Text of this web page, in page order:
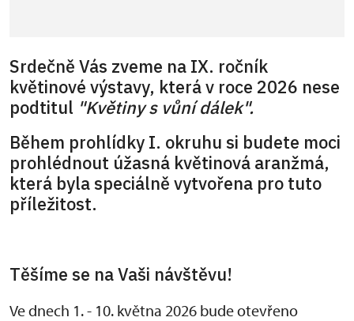
Srdečně Vás zveme na IX. ročník
květinové výstavy, která v roce 2026 nese
podtitul "Květiny s vůní dálek".
Během prohlídky I. okruhu si budete moci
prohlédnout úžasná květinová aranžmá,
která byla speciálně vytvořena pro tuto
příležitost.
Těšíme se na Vaši návštěvu!
Ve dnech 1. - 10. května 2026 bude otevřeno